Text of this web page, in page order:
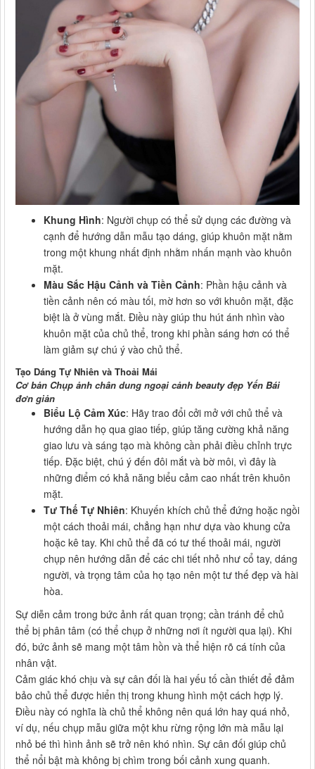
Khung Hình: Người chụp có thể sử dụng các đường và
cạnh để hướng dẫn mẫu tạo dáng, giúp khuôn mặt nằm
trong một khung nhất định nhằm nhấn mạnh vào khuôn
mặt.
Màu Sắc Hậu Cảnh và Tiền Cảnh: Phần hậu cảnh và
tiền cảnh nên có màu tối, mờ hơn so với khuôn mặt, đặc
biệt là ở vùng mắt. Điều này giúp thu hút ánh nhìn vào
khuôn mặt của chủ thể, trong khi phần sáng hơn có thể
làm giảm sự chú ý vào chủ thể.
Tạo Dáng Tự Nhiên và Thoải Mái
Cơ bản Chụp ảnh chân dung ngoại cảnh beauty đẹp Yến Bái
đơn giản
Biểu Lộ Cảm Xúc: Hãy trao đổi cởi mở với chủ thể và
hướng dẫn họ qua giao tiếp, giúp tăng cường khả năng
giao lưu và sáng tạo mà không cần phải điều chỉnh trực
tiếp. Đặc biệt, chú ý đến đôi mắt và bờ môi, vì đây là
những điểm có khả năng biểu cảm cao nhất trên khuôn
mặt.
Tư Thế Tự Nhiên: Khuyến khích chủ thể đứng hoặc ngồi
một cách thoải mái, chẳng hạn như dựa vào khung cửa
hoặc kê tay. Khi chủ thể đã có tư thế thoải mái, người
chụp nên hướng dẫn để các chi tiết nhỏ như cổ tay, dáng
người, và trọng tâm của họ tạo nên một tư thế đẹp và hài
hòa.
Sự diễn cảm trong bức ảnh rất quan trọng; cần tránh để chủ
thể bị phân tâm (có thể chụp ở những nơi ít người qua lại). Khi
đó, bức ảnh sẽ mang một tâm hồn và thể hiện rõ cá tính của
nhân vật.
Cảm giác khó chịu và sự cân đối là hai yếu tố cần thiết để đảm
bảo chủ thể được hiển thị trong khung hình một cách hợp lý.
Điều này có nghĩa là chủ thể không nên quá lớn hay quá nhỏ,
ví dụ, nếu chụp mẫu giữa một khu rừng rộng lớn mà mẫu lại
nhỏ bé thì hình ảnh sẽ trở nên khó nhìn. Sự cân đối giúp chủ
thể nổi bật mà không bị chìm trong bối cảnh xung quanh.